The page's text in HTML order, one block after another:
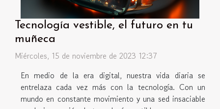
Tecnología vestible, el futuro en tu
muñeca
Miércoles, 15 de noviembre de 2023 12:37
En medio de la era digital, nuestra vida diaria se
entrelaza cada vez más con la tecnología. Con un
mundo en constante movimiento y una sed insaciable